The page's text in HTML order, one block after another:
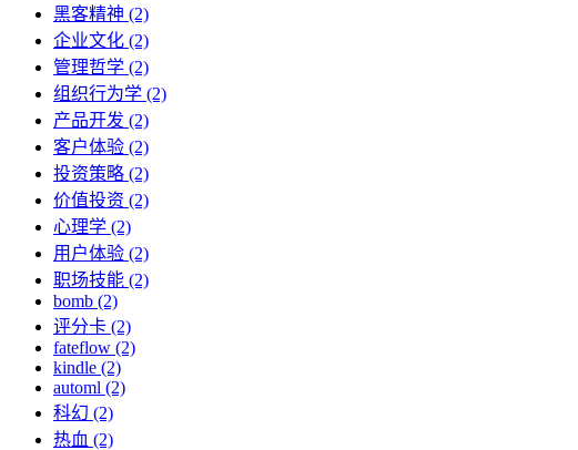
黑客精神 (2)
企业文化 (2)
管理哲学 (2)
组织行为学 (2)
产品开发 (2)
客户体验 (2)
投资策略 (2)
价值投资 (2)
心理学 (2)
用户体验 (2)
职场技能 (2)
bomb (2)
评分卡 (2)
fateflow (2)
kindle (2)
automl (2)
科幻 (2)
热血 (2)